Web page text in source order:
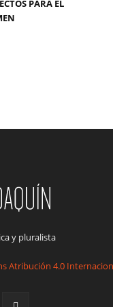
PARA EL
y pluralista
Atribución 4.0